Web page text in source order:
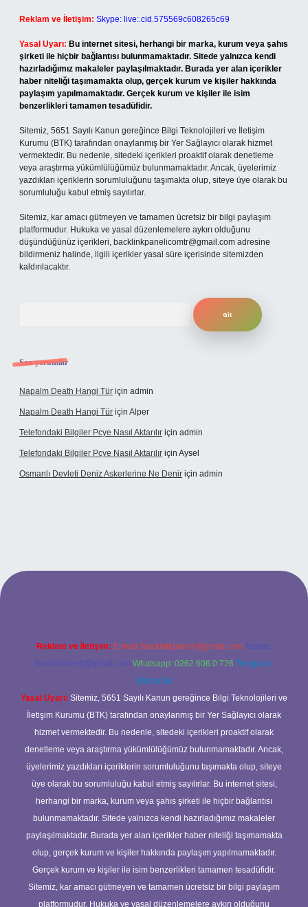
Reklam ve İletişim: Skype: live:.cid.575569c608265c69
Yasal Uyarı: Bu internet sitesi, herhangi bir marka, kurum veya şahıs
şirketi ile hiçbir bağlantısı bulunmamaktadır. Sitede yalnızca kendi
hazırladığımız makaleler paylaşılmaktadır. Burada yer alan içerikler
haber niteliği taşımamakta olup, gerçek kurum ve kişiler hakkında
paylaşım yapılmamaktadır. Gerçek kurum ve kişiler ile isim
benzerlikleri tamamen tesadüfidir.
Sitemiz, 5651 Sayılı Kanun gereğince Bilgi Teknolojileri ve İletişim
Kurumu (BTK) tarafından onaylanmış bir Yer Sağlayıcı olarak hizmet
vermektedir. Bu nedenle, sitedeki içerikleri proaktif olarak denetleme
veya araştırma yükümlülüğümüz bulunmamaktadır. Ancak, üyelerimiz
yazdıkları içeriklerin sorumluluğunu taşımakta olup, siteye üye olarak bu
sorumluluğu kabul etmiş sayılırlar.
Sitemiz, kar amacı gütmeyen ve tamamen ücretsiz bir bilgi paylaşım
platformudur. Hukuka ve yasal düzenlemelere aykırı olduğunu
düşündüğünüz içerikleri, backlinkpanelicomtr@gmail.com adresine
bildirmeniz halinde, ilgili içerikler yasal süre içerisinde sitemizden
kaldırılacaktır.
Son yorumlar
Napalm Death Hangi Tür için admin
Napalm Death Hangi Tür için Alper
Telefondaki Bilgiler Pcye Nasıl Aktarılır için admin
Telefondaki Bilgiler Pcye Nasıl Aktarılır için Aysel
Osmanlı Devleti Deniz Askerlerine Ne Denir için admin
giriş
Reklam ve İletişim: E-mail: backlinkpaneli@gmail.com Teams:
forumhizmeti@gmail.com Whatsapp: 0262 606 0 726 Telegram:
@karabul
Yasal Uyarı: Sitemiz, 5651 Sayılı Kanun gereğince Bilgi Teknolojileri ve
İletişim Kurumu (BTK) tarafından onaylanmış bir Yer Sağlayıcı olarak
hizmet vermektedir. Bu nedenle, sitedeki içerikleri proaktif olarak
denetleme veya araştırma yükümlülüğümüz bulunmamaktadır. Ancak,
üyelerimiz yazdıkları içeriklerin sorumluluğunu taşımakta olup, siteye
üye olarak bu sorumluluğu kabul etmiş sayılırlar. Bu internet sitesi,
herhangi bir marka, kurum veya şahıs şirketi ile hiçbir bağlantısı
bulunmamaktadır. Sitede yalnızca kendi hazırladığımız makaleler
paylaşılmaktadır. Burada yer alan içerikler haber niteliği taşımamakta
olup, gerçek kurum ve kişiler hakkında paylaşım yapılmamaktadır.
Gerçek kurum ve kişiler ile isim benzerlikleri tamamen tesadüfidir.
Sitemiz, kar amacı gütmeyen ve tamamen ücretsiz bir bilgi paylaşım
platformudur. Hukuka ve yasal düzenlemelere aykırı olduğunu